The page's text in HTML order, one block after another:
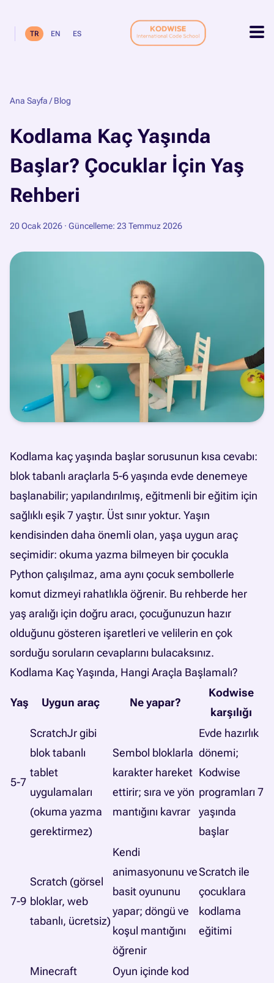
TR EN ES
Ana Sayfa /Blog
Kodlama Kaç Yaşında
Başlar? Çocuklar İçin Yaş
Rehberi
20 Ocak 2026 · Güncelleme: 23 Temmuz 2026
Kodlama kaç yaşında başlar sorusunun kısa cevabı:
blok tabanlı araçlarla 5-6 yaşında evde denemeye
başlanabilir; yapılandırılmış, eğitmenli bir eğitim için
sağlıklı eşik 7 yaştır. Üst sınır yoktur. Yaşın
kendisinden daha önemli olan, yaşa uygun araç
seçimidir: okuma yazma bilmeyen bir çocukla
Python çalışılmaz, ama aynı çocuk sembollerle
komut dizmeyi rahatlıkla öğrenir. Bu rehberde her
yaş aralığı için doğru aracı, çocuğunuzun hazır
olduğunu gösteren işaretleri ve velilerin en çok
sorduğu soruların cevaplarını bulacaksınız.
Kodlama Kaç Yaşında, Hangi Araçla Başlamalı?
Yaş Uygun araç Ne yapar?
Kodwise
karşılığı
5-7
ScratchJr gibi
blok tabanlı
tablet
uygulamaları
(okuma yazma
gerektirmez)
Sembol bloklarla
karakter hareket
ettirir; sıra ve yön
mantığını kavrar
Evde hazırlık
dönemi;
Kodwise
programları 7
yaşında
başlar
7-9
Scratch (görsel
bloklar, web
tabanlı, ücretsiz)
Kendi
animasyonunu ve
basit oyununu
yapar; döngü ve
koşul mantığını
öğrenir
Scratch ile
çocuklara
kodlama
eğitimi
Minecraft
Oyun içinde kod